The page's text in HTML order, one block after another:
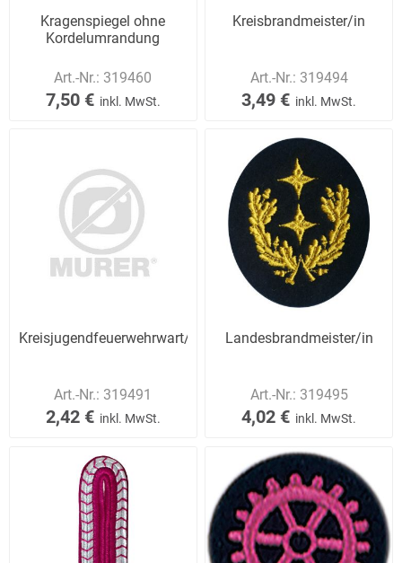
Kragenspiegel ohne
Kordelumrandung
Art.-Nr.: 319460
7,50 € inkl. MwSt.
Kreisbrandmeister/in
Art.-Nr.: 319494
3,49 € inkl. MwSt.
Kreisjugendfeuerwehrwart/in
Art.-Nr.: 319491
2,42 € inkl. MwSt.
Landesbrandmeister/in
Art.-Nr.: 319495
4,02 € inkl. MwSt.